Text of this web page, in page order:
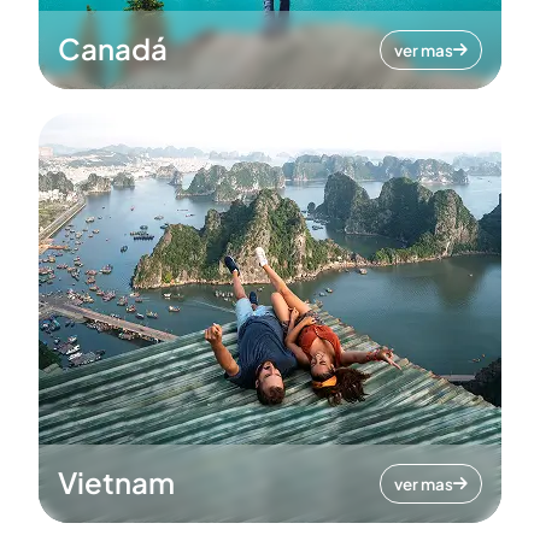
Canadá ver mas
Vietnam ver mas